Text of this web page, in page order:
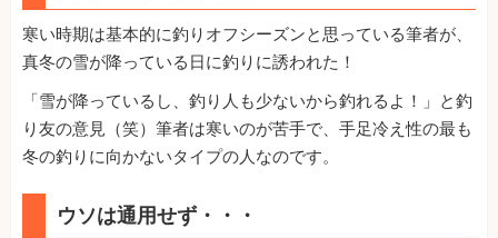
寒い時期は基本的に釣りオフシーズンと思っている筆者が、
真冬の雪が降っている日に釣りに誘われた！
「雪が降っているし、釣り人も少ないから釣れるよ！」と釣
り友の意見（笑）筆者は寒いのが苦手で、手足冷え性の最も
冬の釣りに向かないタイプの人なのです。
ウソは通用せず・・・